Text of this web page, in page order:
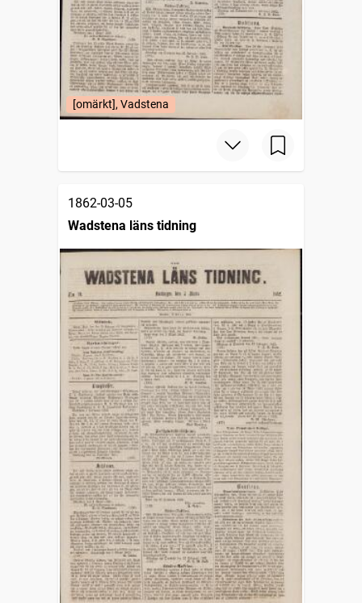
[omärkt], Vadstena
1862-03-05
Wadstena läns tidning